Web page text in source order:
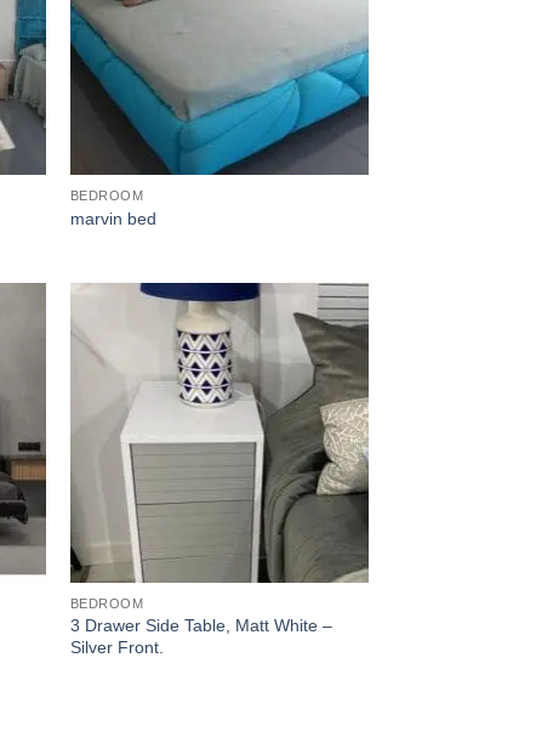
BEDROOM
marvin bed
BEDROOM
3 Drawer Side Table, Matt White –
Silver Front.